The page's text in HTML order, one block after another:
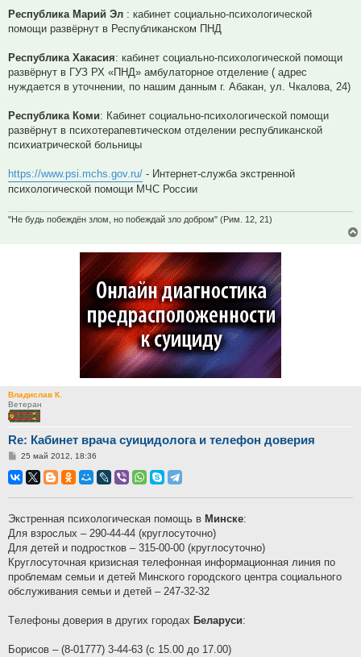
Республика Марий Эл : кабинет социально-психологической
помощи развёрнут в Республиканском ПНД
Республика Хакасия: кабинет социально-психологической помощи
развёрнут в ГУЗ РХ «ПНД» амбулаторное отделение ( адрес
нуждается в уточнении, по нашим данным г. Абакан, ул. Чкалова, 24)
Республика Коми: Кабинет социально-психологической помощи
развёрнут в психотерапевтическом отделении республиканской
психиатрической больницы
https://www.psi.mchs.gov.ru/ - Интернет-служба экстренной
психологической помощи МЧС России
"Не будь побеждён злом, но побеждай зло добром" (Рим. 12, 21)
Владислав К.
Ветеран
Re: Кабинет врача суицидолога и телефон доверия
Сообщение
25 май 2012, 18:36
Экстренная психологическая помощь в Минске:
Для взрослых – 290-44-44 (круглосуточно)
Для детей и подростков – 315-00-00 (круглосуточно)
Круглосуточная кризисная телефонная информационная линия по
проблемам семьи и детей Минского городского центра социального
обслуживания семьи и детей – 247-32-32
Tелефоны доверия в других городах Беларуси:
Борисов – (8-01777) 3-44-63 (с 15.00 до 17.00)